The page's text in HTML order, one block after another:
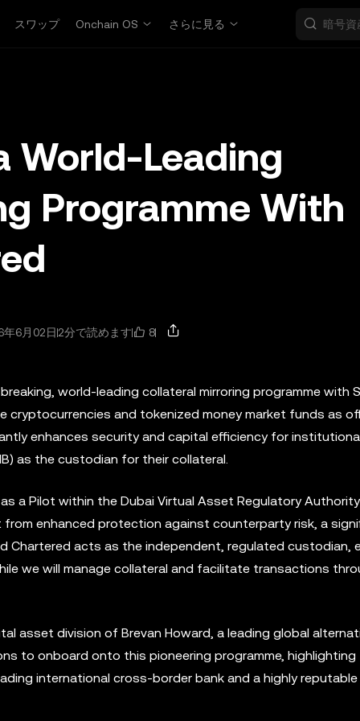
スワップ Onchain OS さらに見る
World-Leading
Programme With
年6月02日 2分で読めます 8
world-leading collateral mirroring programme with
cryptocurrencies and tokenized money market funds as
enhances security and capital efficiency for
as the custodian for their collateral.
a Pilot within the Dubai Virtual Asset Regulatory
enhanced protection against counterparty risk, a
Chartered acts as the independent, regulated custodian,
we will manage collateral and facilitate transactions
asset division of Brevan Howard, a leading global
to onboard onto this pioneering programme, highlighting
international cross-border bank and a highly